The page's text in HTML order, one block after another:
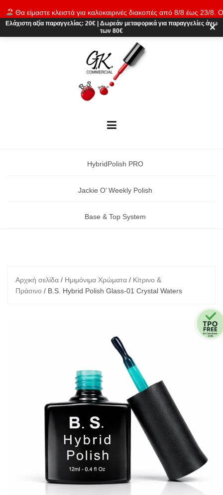
Θα είμαστε κλειστά για καλοκαιρινές διακοπές από 8/8 έως 23/8.
παραγγελίες θα εκτελούνται ξανά από 24/8. Καλό καλοκαίρι!
content
Ελάχιστη αξία παραγγελίας: 20€ Δωρεάν μεταφορικά για παραγγελίες άνω
των 80€
✕
HybridPolish PRO
Jackie O’ Weekly Polish
Base & Top System
Αρχική σελίδα / Ημιμόνιμα Χρώματα / Κίτρινο &
Πράσινο / B.S. Hybrid Polish Glass-01 Crystal Waters